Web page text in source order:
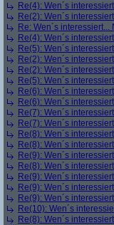
Re(4): Wen´s
Re(2): Wen´s
Re: Wen´s interessiert...
Re(4): Wen´s
Re(5): Wen´s
Re(2): Wen´s
Re(2): Wen´s
Re(5): Wen´s
Re(6): Wen´s
Re(6): Wen´s
Re(7): Wen´s
Re(7): Wen´s
Re(8): Wen´s
Re(8): Wen´s
Re(9): Wen´s
Re(8): Wen´s
Re(9): Wen´s
Re(9): Wen´s
Re(9): Wen´s
Re(10): Wen´s
Re(8): Wen´s